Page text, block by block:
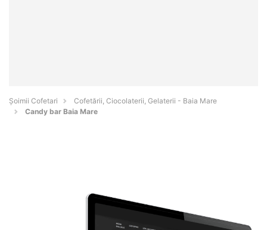
Șoimii Cofetari
Cofetării, Ciocolaterii, Gelaterii - Baia Mare
Candy bar Baia Mare